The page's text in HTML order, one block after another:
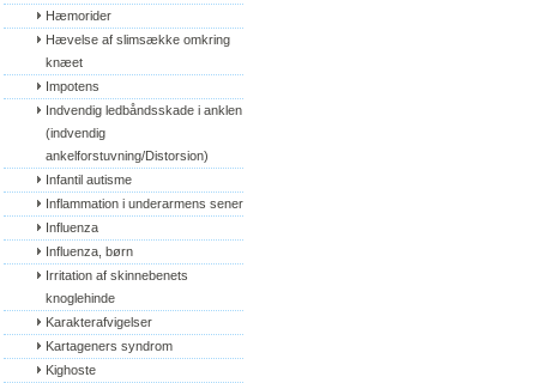
Hæmorider
Hævelse af slimsække omkring
knæet
Impotens
Indvendig ledbåndsskade i anklen
(indvendig
ankelforstuvning/Distorsion)
Infantil autisme
Inflammation i underarmens sener
Influenza
Influenza, børn
Irritation af skinnebenets
knoglehinde
Karakterafvigelser
Kartageners syndrom
Kighoste